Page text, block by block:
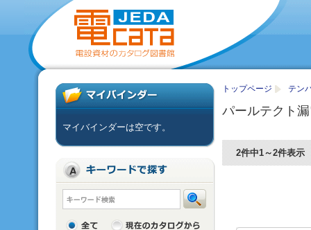
トップページ テン
パールテクト
2件中1～2件表示
マイバインダーは空です。